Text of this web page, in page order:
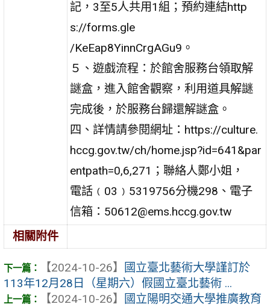
記，3至5人共用1組；預約連結http
s://forms.gle
/KeEap8YinnCrgAGu9。
５、遊戲流程：於館舍服務台領取解
謎盒，進入館舍觀察，利用道具解謎
完成後，於服務台歸還解謎盒。
四、詳情請參閱網址：https://culture.
hccg.gov.tw/ch/home.jsp?id=641&par
entpath=0,6,271；聯絡人鄭小姐，
電話﹙03﹚5319756分機298、電子
信箱：50612@ems.hccg.gov.tw
相關附件
【2024-10-26】
國立臺北藝術大學謹訂於
113年12月28日（星期六）假國立臺北藝術 ...
【2024-10-26】
國立陽明交通大學推廣教育